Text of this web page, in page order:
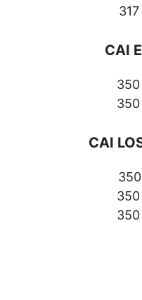
CAI
CAI